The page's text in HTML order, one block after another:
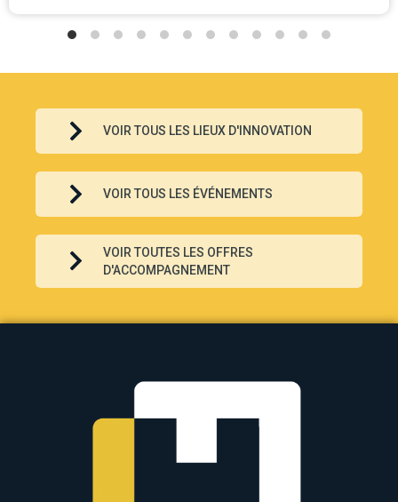
VOIR TOUS LES LIEUX D'INNOVATION
VOIR TOUS LES ÉVÉNEMENTS
VOIR TOUTES LES OFFRES
D'ACCOMPAGNEMENT